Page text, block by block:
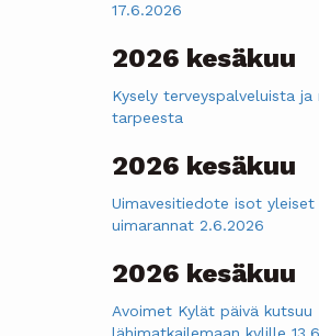
17.6.2026
2026 kesäkuu
Kysely terveyspalveluista ja
tarpeesta
2026 kesäkuu
Uimavesitiedote isot yleiset
uimarannat 2.6.2026
2026 kesäkuu
Avoimet Kylät päivä kutsuu